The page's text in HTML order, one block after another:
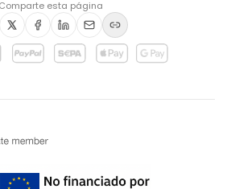
Comparte esta página